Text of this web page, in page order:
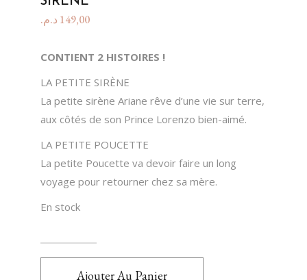
149,00 د.م.
CONTIENT 2 HISTOIRES !
LA PETITE SIRÈNE
La petite sirène Ariane rêve d’une vie sur terre,
aux côtés de son Prince Lorenzo bien-aimé.
LA PETITE POUCETTE
La petite Poucette va devoir faire un long
voyage pour retourner chez sa mère.
En stock
Ajouter Au Panier